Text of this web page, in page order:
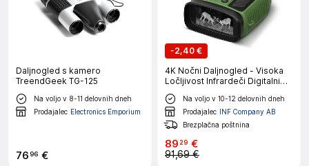
Daljnogled s kamero
TreendGeek TG-125
Na voljo v 8-11 delovnih dneh
Prodajalec Electronics Emporium
7696 €
-2,40 €
4K Nočni Daljnogled - Visoka
Ločljivost Infrardeči Digitalni
Teleskop Green
Na voljo v 10-12 delovnih dneh
Prodajalec INF Company AB
Brezplačna poštnina
89 29 €
91,69 €